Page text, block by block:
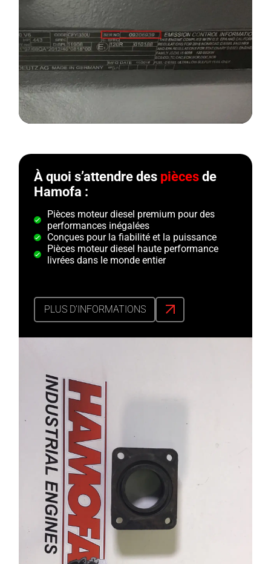
À quoi s’attendre des piècesde
Hamofa :
Pièces moteur diesel premium pour des
performances inégalées
Conçues pour la fiabilité et la puissance
Pièces moteur diesel haute performance
livrées dans le monde entier
PLUS D’INFORMATIONS